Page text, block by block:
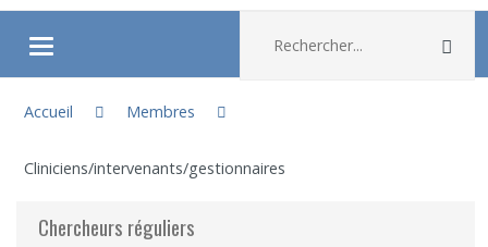
Ouvrir/fermer le menu
À propos
Recherche
Membres
Accueil
Membres
Cliniciens/intervenants/gestionnaires
Chercheurs réguliers